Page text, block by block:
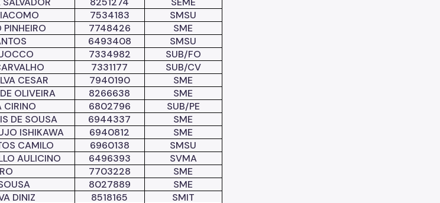
7534183
SMSU
7748426
SME
6493408
SMSU
7334982
SUB/FO
7331177
SUB/CV
CESAR
7940190
SME
OLIVEIRA
8266638
SME
CIRINO
6802796
SUB/PE
DE SOUSA
6944337
SME
ISHIKAWA
6940812
SME
CAMILO
6960138
SMSU
AULICINO
6496393
SVMA
7703228
SME
8027889
SME
DINIZ
8518165
SMIT